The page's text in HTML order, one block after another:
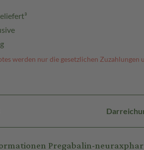
werden nur die gesetzlichen Zuzahlungen
Pregabalin-